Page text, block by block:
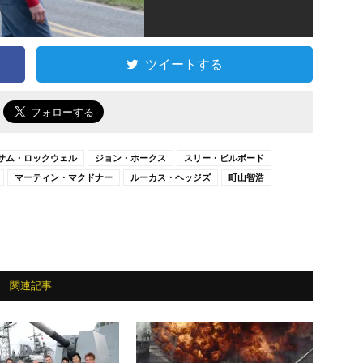
ツイートする
ム・ロックウェル ジョン・ホークス
スリー・ビルボード
マーティン・マクドナー
ルーカス・ヘッジズ 町山智浩
関連記事